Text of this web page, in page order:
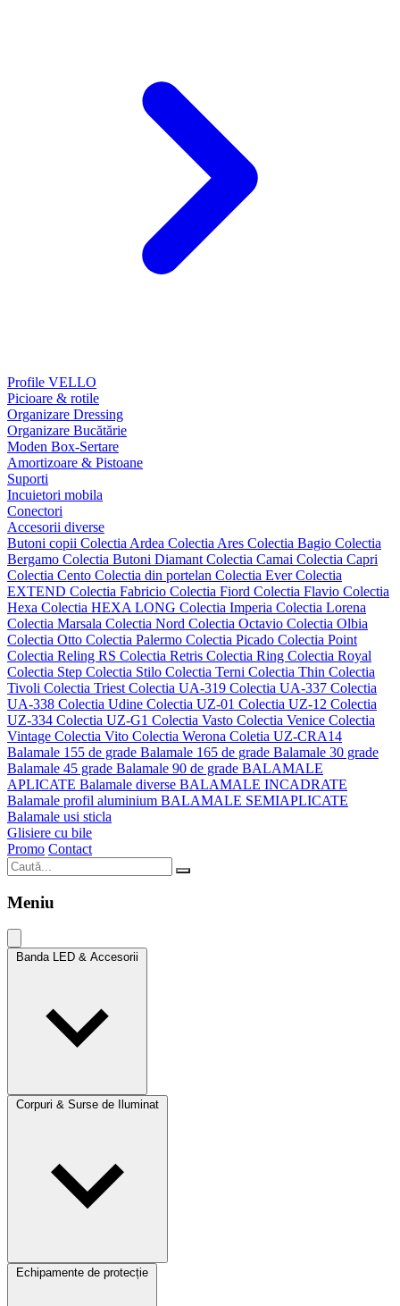
Profile VELLO
Picioare & rotile
Organizare Dressing
Organizare Bucătărie
Moden Box-Sertare
Amortizoare & Pistoane
Suporti
Incuietori mobila
Conectori
Accesorii diverse
Butoni copii Colectia Ardea Colectia Ares Colectia Bagio Colectia
Bergamo Colectia Butoni Diamant Colectia Camai Colectia Capri
Colectia Cento Colectia din portelan Colectia EverColectia
EXTEND Colectia Fabricio Colectia Fiord Colectia Flavio Colectia
Hexa Colectia HEXA LONG Colectia Imperia Colectia Lorena
Colectia Marsala Colectia Nord Colectia Octavio Colectia Olbia
Colectia Otto Colectia Palermo Colectia Picado Colectia Point
Colectia Reling RS Colectia Retris Colectia Ring Colectia Royal
Colectia Step Colectia Stilo Colectia Terni Colectia Thin Colectia
Tivoli Colectia Triest Colectia UA-319 Colectia UA-337 Colectia
UA-338 Colectia Udine Colectia UZ-01 Colectia UZ-12 Colectia
UZ-334 Colectia UZ-G1 Colectia Vasto Colectia Venice Colectia
Vintage Colectia Vito Colectia Werona Coletia UZ-CRA14
Balamale 155 de grade Balamale 165 de grade Balamale 30 grade
Balamale 45 grade Balamale 90 de grade BALAMALE
APLICATE Balamale diverse BALAMALE INCADRATE
Balamale profil aluminium BALAMALE SEMIAPLICATE
Balamale usi sticla
Glisiere cu bile
Promo Contact
Meniu
Banda LED & Accesorii
Corpuri & Surse de Iluminat
Echipamente de protecție